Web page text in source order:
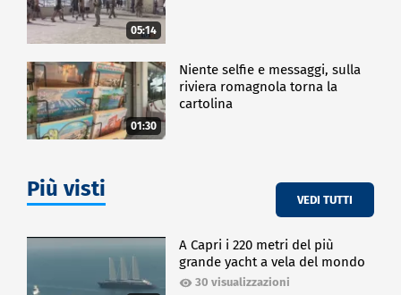
05:14
01:30
Niente selfie e messaggi, sulla
riviera romagnola torna la
cartolina
Più visti VEDI TUTTI
A Capri i 220 metri del più
grande yacht a vela del mondo
30 visualizzazioni